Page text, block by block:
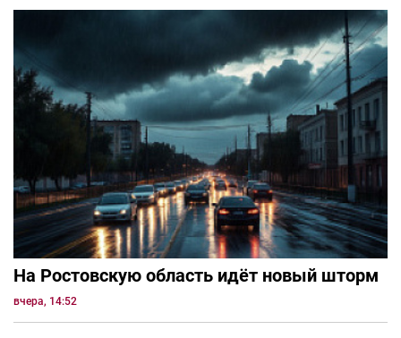
На Ростовскую область идёт новый шторм
вчера, 14:52